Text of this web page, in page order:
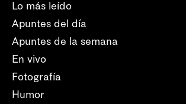
Lo más leído
Apuntes del día
Apuntes de la semana
En vivo
Fotografía
Humor